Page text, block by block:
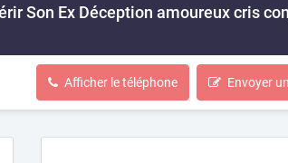
Son Ex Déception amoureux cris
Afficher le téléphone Envoyer